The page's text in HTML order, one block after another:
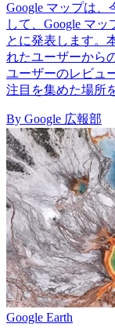
Google マップは、
して、Google マ
とに発表します。
れたユーザーから
ユーザーのレビュ
注目を集めた場所
By Google 広報部
Google Earth